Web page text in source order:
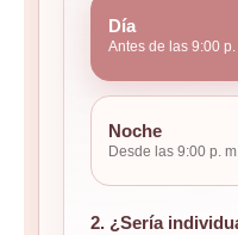
Día
Antes de las 9:00 p.
Noche
Desde las 9:00 p.
2. ¿Sería